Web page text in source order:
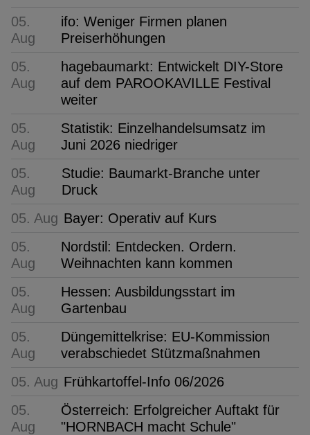
05.
Aug
ifo: Weniger Firmen planen
Preiserhöhungen
05.
Aug
hagebaumarkt: Entwickelt DIY-Store
auf dem PAROOKAVILLE Festival
weiter
05.
Aug
Statistik: Einzelhandelsumsatz im
Juni 2026 niedriger
05.
Aug
Studie: Baumarkt-Branche unter
Druck
05. Aug Bayer: Operativ auf Kurs
05.
Aug
Nordstil: Entdecken. Ordern.
Weihnachten kann kommen
05.
Aug
Hessen: Ausbildungsstart im
Gartenbau
05.
Aug
Düngemittelkrise: EU-Kommission
verabschiedet Stützmaßnahmen
05. Aug Frühkartoffel-Info 06/2026
05.
Aug
Österreich: Erfolgreicher Auftakt für
"HORNBACH macht Schule"